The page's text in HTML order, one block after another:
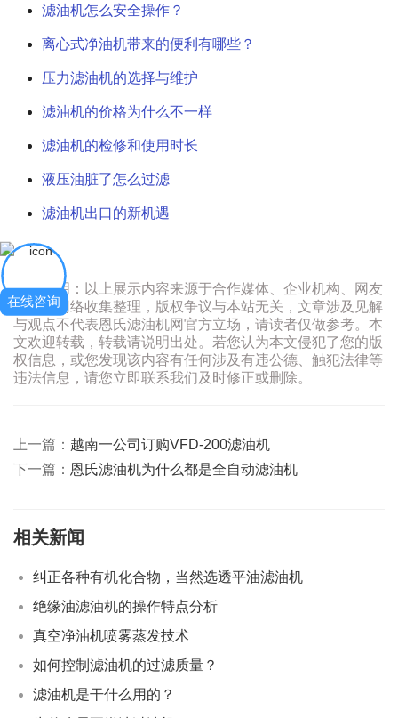
滤油机怎么安全操作？
离心式净油机带来的便利有哪些？
压力滤油机的选择与维护
滤油机的价格为什么不一样
滤油机的检修和使用时长
液压油脏了怎么过滤
滤油机出口的新机遇
免责申明：以上展示内容来源于合作媒体、企业机构、网友
提供或网络收集整理，版权争议与本站无关，文章涉及见解
与观点不代表恩氏滤油机网官方立场，请读者仅做参考。本
文欢迎转载，转载请说明出处。若您认为本文侵犯了您的版
权信息，或您发现该内容有任何涉及有违公德、触犯法律等
违法信息，请您立即联系我们及时修正或删除。
上一篇： 越南一公司订购VFD-200滤油机
下一篇： 恩氏滤油机为什么都是全自动滤油机
相关新闻
纠正各种有机化合物，当然选透平油滤油机
绝缘油滤油机的操作特点分析
真空净油机喷雾蒸发技术
如何控制滤油机的过滤质量？
滤油机是干什么用的？
在线咨询